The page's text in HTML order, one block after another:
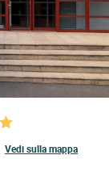
Vedi sulla mappa